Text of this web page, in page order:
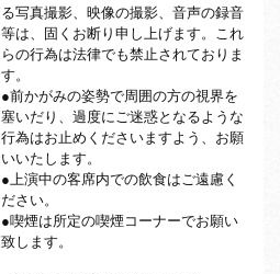
る写真撮影、映像の撮影、音声の録音
等は、固くお断り申し上げます。これ
らの行為は法律でも禁止されておりま
す。
●前かがみの姿勢で周囲の方の視界を
塞いだり、過度にご迷惑となるような
行為はお止めくださいますよう、お願
いいたします。
●上演中の客席内での飲食はご遠慮く
ださい。
●喫煙は所定の喫煙コーナーでお願い
致します。